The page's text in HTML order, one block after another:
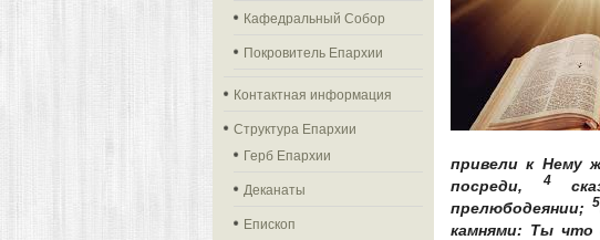
Кафедральный Собор
Покровитель Епархии
Контактная информация
Структура Епархии
Герб Епархии
Деканаты
Епископ
привели к Нему
посреди,
4
прелюбодеянии;5
камнями: Ты что